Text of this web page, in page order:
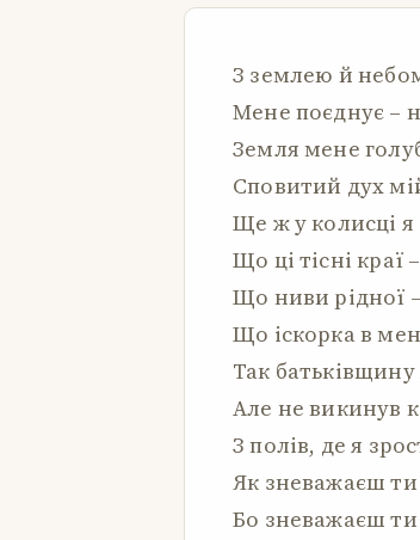
З землею й
Мене поєднує –
Земля мене
Сповитий дух
Ще ж у колисці я
Що ці тісні краї
Що ниви рідної
Що іскорка в
Так батьківщину
Але не викинув
З полів, де я
Як зневажаєш ти
Бо зневажаєш